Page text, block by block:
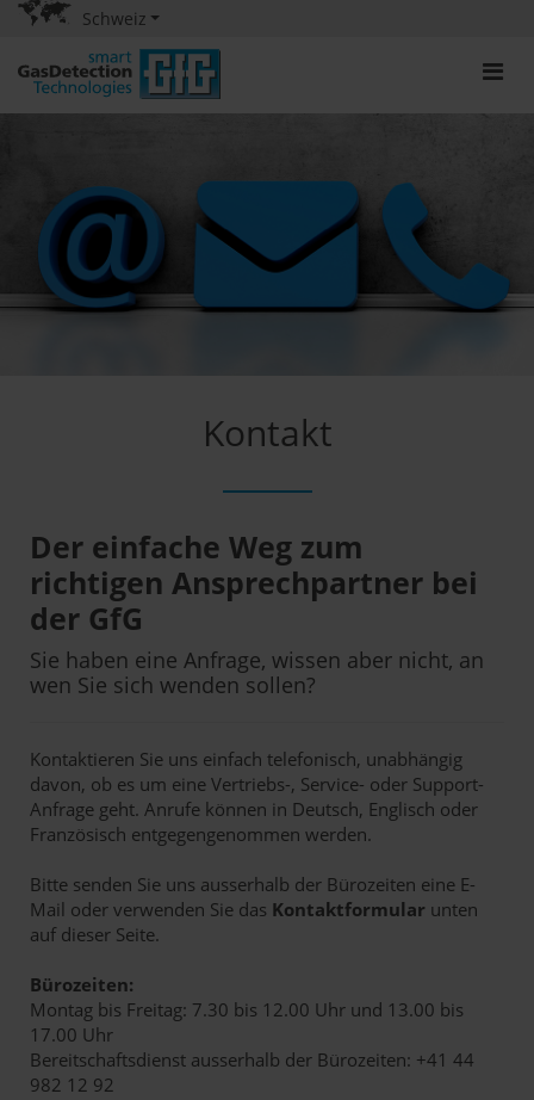
Schweiz
Kontakt
Der einfache Weg zum
richtigen Ansprechpartner bei
der GfG
Sie haben eine Anfrage, wissen aber nicht, an
wen Sie sich wenden sollen?
Kontaktieren Sie uns einfach telefonisch, unabhängig
davon, ob es um eine Vertriebs-, Service- oder Support-
Anfrage geht. Anrufe können in Deutsch, Englisch oder
Französisch entgegengenommen werden.
Bitte senden Sie uns ausserhalb der Bürozeiten eine E-
Mail oder verwenden Sie das Kontaktformular unten
auf dieser Seite.
Bürozeiten:
Montag bis Freitag: 7.30 bis 12.00 Uhr und 13.00 bis
17.00 Uhr
Bereitschaftsdienst ausserhalb der Bürozeiten: +41 44
982 12 92